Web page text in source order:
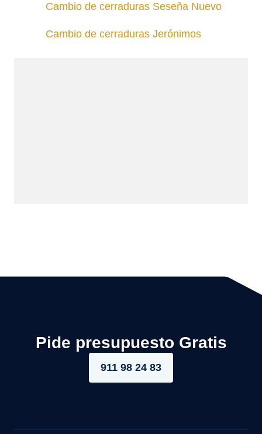
Cambio de cerraduras Seseña Nuevo
Cambio de cerraduras Jerónimos
Pide presupuesto Gratis
911 98 24 83